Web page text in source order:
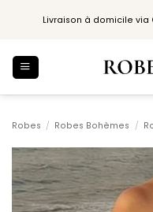
Livraison à domicile
Robes / Robes Bohèmes /